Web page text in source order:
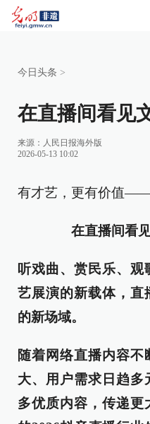
今日头条 >
在直播间看见
来源： 人民日报海外版
2026-05-13 10:02
有才艺，更有价值
在直播间看
听戏曲、赏民乐、
艺展演的新载体，直
的新场域。
随着网络直播内容
大、用户需求日趋多
多优质内容，传递更